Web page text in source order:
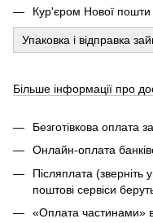
Кур'єром Нової пошти
Упаковка і відправка
Більше інформації про
Безготівкова оплата
Онлайн-оплата
Післяплата (зверніть
поштові сервіси
«Оплата частинами»